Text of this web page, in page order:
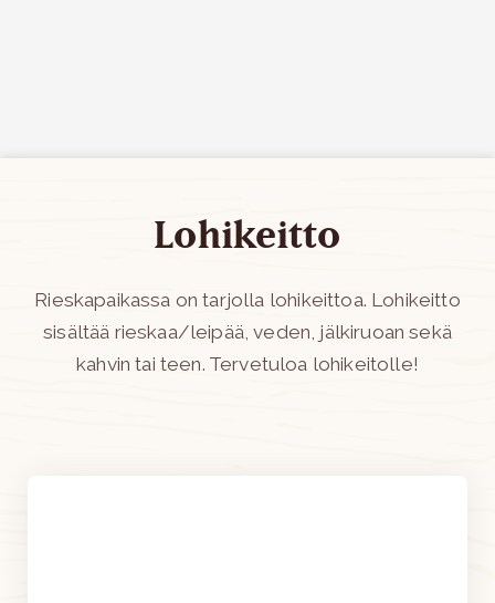
Lohikeitto
Rieskapaikassa on tarjolla lohikeittoa. Lohikeitto
sisältää rieskaa/leipää, veden, jälkiruoan sekä
kahvin tai teen. Tervetuloa lohikeitolle!